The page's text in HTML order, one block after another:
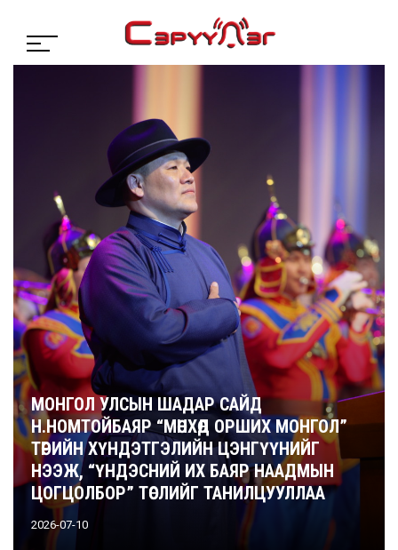
МОНГОЛ УЛСЫН ШАДАР САЙД
Н.НОМТОЙБАЯР “МӨНХӨД ОРШИХ МОНГОЛ”
ТӨРИЙН ХҮНДЭТГЭЛИЙН ЦЭНГҮҮНИЙГ
НЭЭЖ, “ҮНДЭСНИЙ ИХ БАЯР НААДМЫН
ЦОГЦОЛБОР” ТӨСЛИЙГ ТАНИЛЦУУЛЛАА
2026-07-10